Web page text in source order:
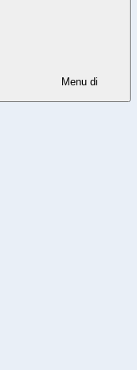
Menu di